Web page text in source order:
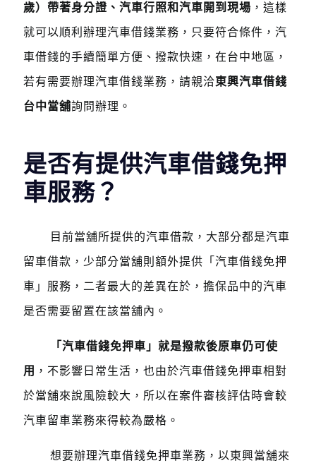
歲）帶著身分證、汽車行照和汽車開到現場 ，這樣
就可以順利辦理汽車借錢業務，只要符合條件，汽
車借錢的手續簡單方便、撥款快速，在台中地區，
若有需要辦理汽車借錢業務，請親洽東興汽車借錢
台中當舖詢問辦理。
是否有提供汽車借錢免押
車服務？
目前當舖所提供的汽車借款，大部分都是汽車
留車借款，少部分當舖則額外提供「汽車借錢免押
車」服務，二者最大的差異在於，擔保品中的汽車
是否需要留置在該當舖內。
「汽車借錢免押車」就是撥款後原車仍可使
用 ，不影響日常生活，也由於汽車借錢免押車相對
於當舖來說風險較大，所以在案件審核評估時會較
汽車留車業務來得較為嚴格。
想要辦理汽車借錢免押車業務，以東興當舖來